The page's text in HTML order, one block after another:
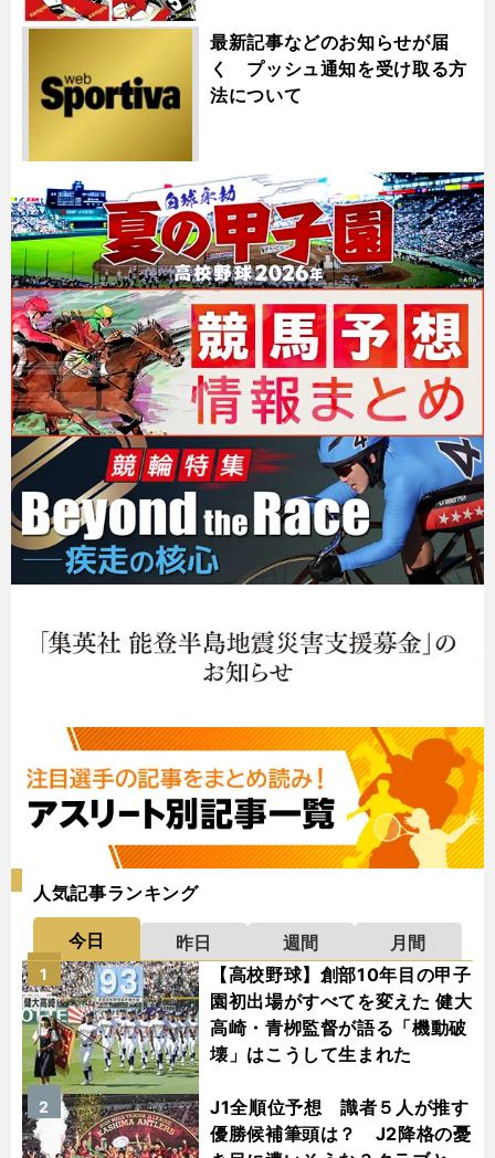
最新記事などのお知らせが届
く プッシュ通知を受け取る方
法について
人気記事ランキング
今日 昨日 週間
月間
【高校野球】創部10年目の甲子
園初出場がすべてを変えた 健大
高崎・青栁監督が語る「機動破
壊」はこうして生まれた
1
J1全順位予想 識者５人が推す
優勝候補筆頭は？ J2降格の憂
2